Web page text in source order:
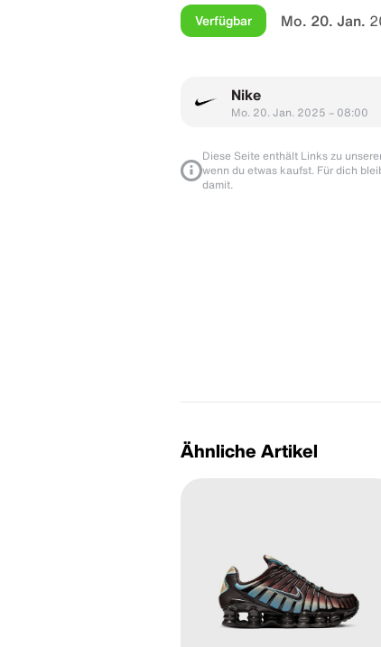
Verfügbar Mo. 20. Jan.
Nike
Mo. 20. Jan. 2025 – 08:00
Diese Seite enthält Links zu
wenn du etwas kaufst. Für dich
damit.
Ähnliche Artikel